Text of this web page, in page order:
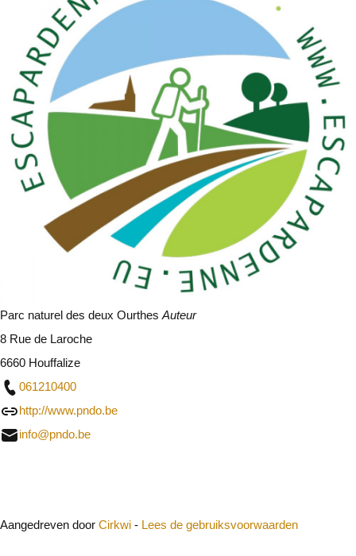
Parc naturel des deux Ourthes Auteur
8 Rue de Laroche
6660 Houffalize
061210400
http://www.pndo.be
info@pndo.be
Aangedreven door Cirkwi - Lees de gebruiksvoorwaarden